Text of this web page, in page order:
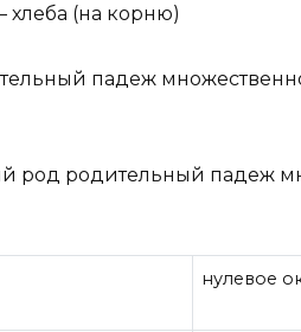
(на корню)
падеж
род родительный падеж
нулевое